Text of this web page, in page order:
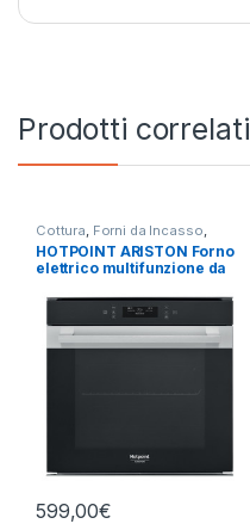
Prodotti correlati
Cottura Forni da Incasso
Hotpoint Ariston
HOTPOINT ARISTON Forno
elettrico multifunzione da
599,00€